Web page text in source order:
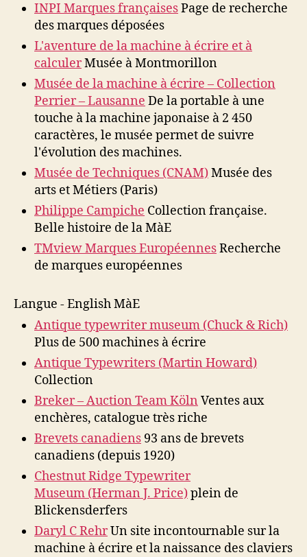
INPI Marques françaisesPage de recherche
des marques déposées
L'aventure de la machine à écrire et à
calculerMusée à Montmorillon
Musée de la machine à écrire – Collection
Perrier – Lausanne De la portable à une
touche à la machine japonaise à 2 450
caractères, le musée permet de suivre
l'évolution des machines.
Musée de Techniques (CNAM)Musée des
arts et Métiers (Paris)
Philippe Campiche Collection française.
Belle histoire de la MàE
TMview Marques EuropéennesRecherche
de marques européennes
Langue - English MàE
Antique typewriter museum (Chuck & Rich)
Plus de 500 machines à écrire
Antique Typewriters (Martin Howard)
Collection
Breker – Auction Team Köln Ventes aux
enchères, catalogue très riche
Brevets canadiens 93 ans de brevets
canadiens (depuis 1920)
Chestnut Ridge Typewriter
Museum (Herman J. Price)plein de
Blickensderfers
Daryl C RehrUn site incontournable sur la
machine à écrire et la naissance des claviers